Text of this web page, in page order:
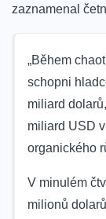
zaznamenal
„Během
schopni
miliard
miliard USD
organického
V minulém
milionů